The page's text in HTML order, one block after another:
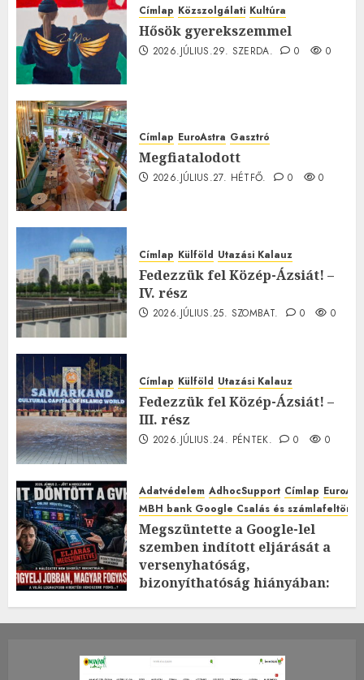
Címlap Közszolgálati Kultúra
Hősök gyerekszemmel
2026.JÚLIUS.29. SZERDA. 0 0
Címlap EuroAstra Gasztró
Megfiatalodott
2026.JÚLIUS.27. HÉTFŐ. 0 0
Címlap Külföld Utazási Kalauz
Fedezzük fel Közép-Ázsiát! –
IV. rész
2026.JÚLIUS.25. SZOMBAT. 0 0
Címlap Külföld Utazási Kalauz
Fedezzük fel Közép-Ázsiát! –
III. rész
2026.JÚLIUS.24. PÉNTEK. 0 0
Adatvédelem AdhocSupport Címlap
MBH bank Google Csalás és
Megszüntette a Google-lel
szemben indított eljárását a
versenyhatóság,
bizonyíthatóság hiányában:
2026.JÚLIUS.23. CSÜTÖRTÖK.
0